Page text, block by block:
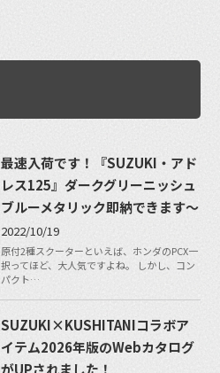
最速入荷です！『SUZUKI・アド
レス125』ダークグリーニッシュ
ブルーメタリック即納できます〜
2022/10/19
原付2種スクーターといえば、ホンダのPCX一
択ってほど、大人気ですよね。 しかし、コン
パクト…
SUZUKI×KUSHITANIコラボア
イテム2026年版のWebカタログ
がUPされました！